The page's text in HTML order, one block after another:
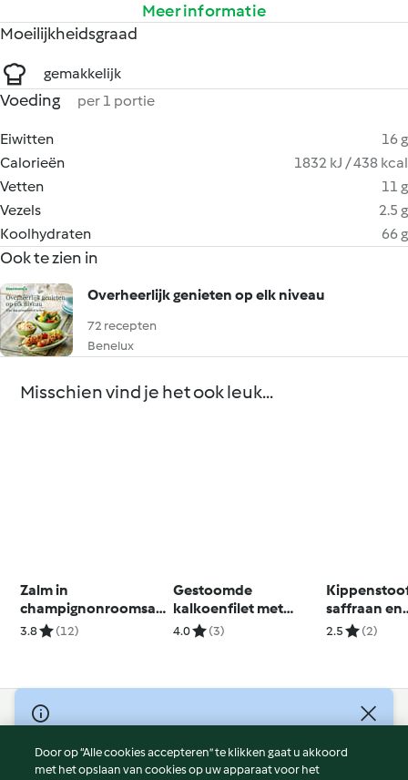
Meer informatie
Moeilijkheidsgraad
gemakkelijk
Voeding per 1 portie
Eiwitten
16 g
Calorieën
1832 kJ / 438 kcal
Vetten
11 g
Vezels
2.5 g
Koolhydraten
66 g
Ook te zien in
Overheerlijk genieten op elk niveau
72 recepten
Benelux
Misschien vind je het ook leuk...
Zalm in
champignonroomsau
s met aardappelen
3.8 (12)
Gestoomde
kalkoenfilet met
ricotta, spinazie en
4.0 (3)
saffraan en
sinaasappel
2.5 (2)
© Copyright 2026
Gebruiksvoorwaarden
Door op “Alle cookies accepteren” te klikken gaat u akkoord
met het opslaan van cookies op uw apparaat voor het